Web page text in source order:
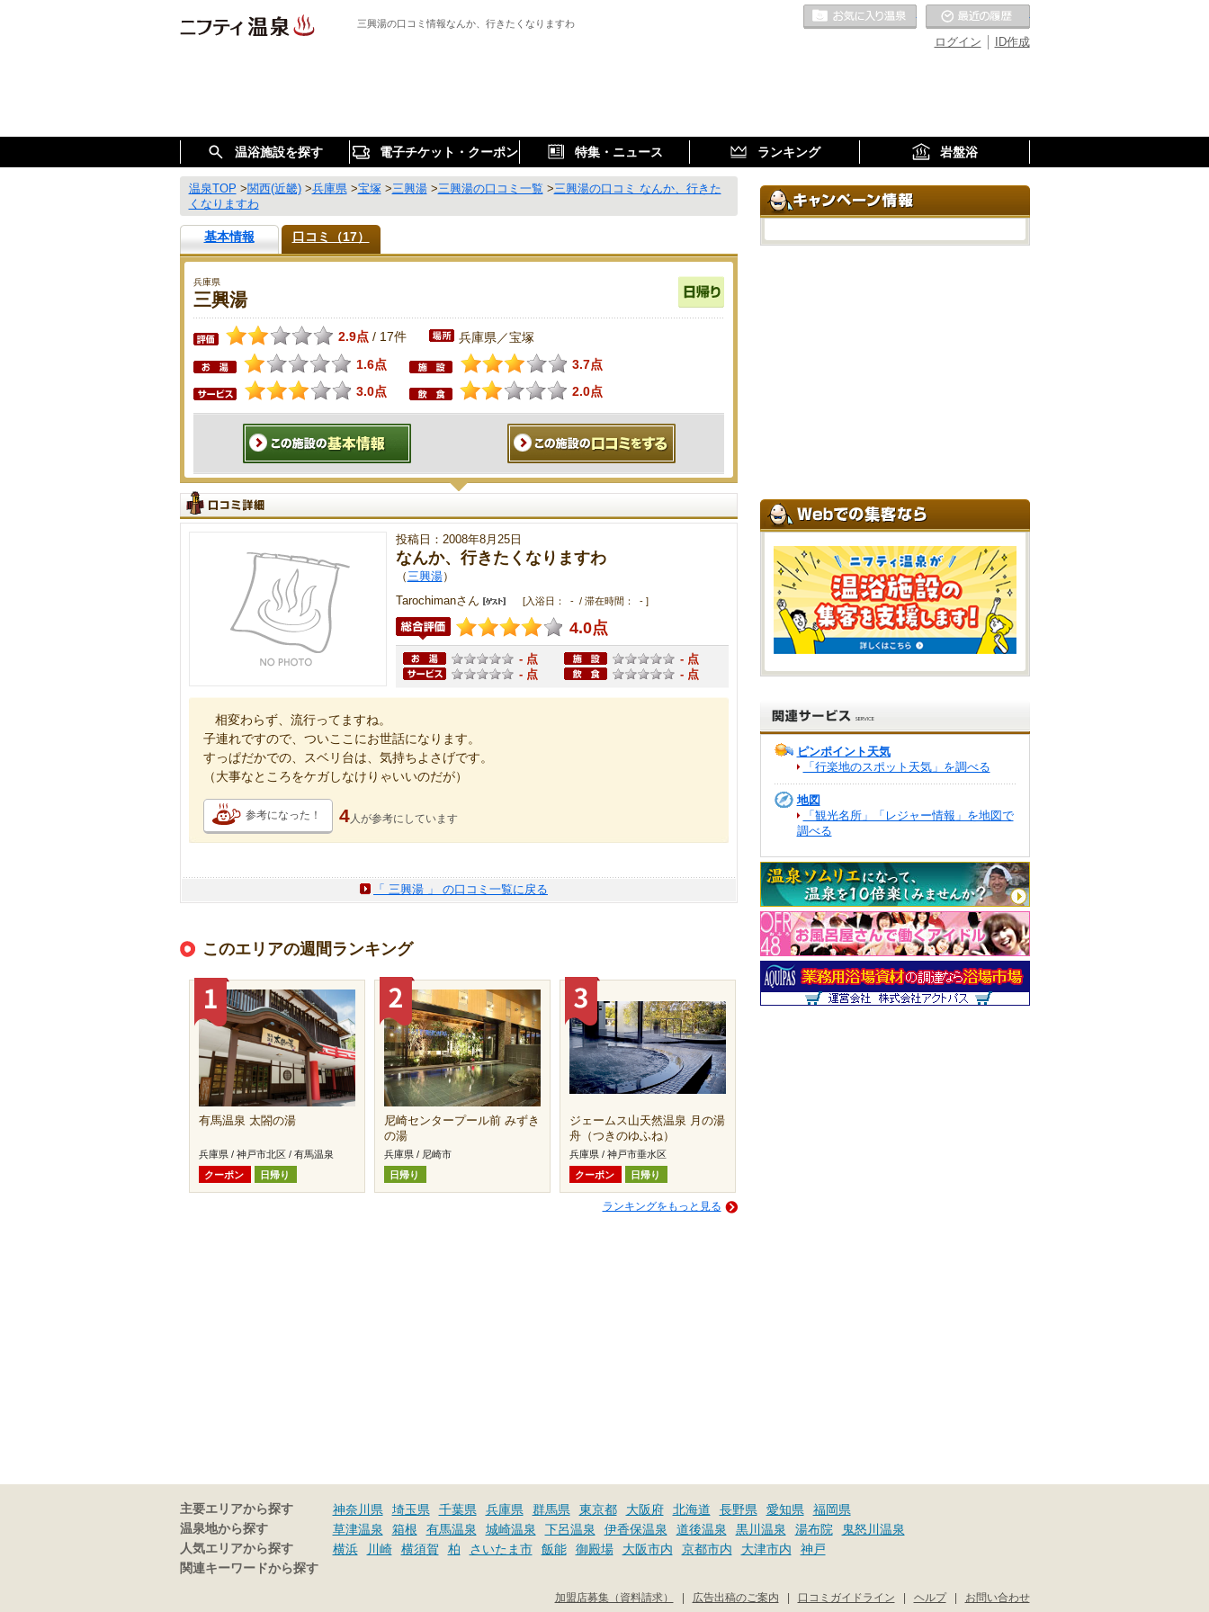
三興湯の口コミ情報なんか、行きたくなりますわ
ID作成
ログイン
お気に入りの温泉
温浴施設を探す 電子チケット・クーポン 特集・ニュース ランキング 岩盤浴
温泉TOP >関西(近畿)>兵庫県>宝塚>三興湯>三興湯の口コミ一覧 >三興湯の口コミ なんか、行きた
くなりますわ
基本情報 口コミ（17）
兵庫県
三興湯
2.9点 / 17件 兵庫県／宝塚
1.6点
3.7点
3.0点
2.0点
投稿日：2008年8月25日
なんか、行きたくなりますわ
（三興湯）
Tarochimanさん
[入浴日： - / 滞在時間： - ]
4.0点
- 点
- 点
- 点
- 点
相変わらず、流行ってますね。
子連れですので、ついここにお世話になります。
すっぱだかでの、スベリ台は、気持ちよさげです。
（大事なところをケガしなけりゃいいのだが）
参考になった！ 4人が参考にしています
「 三興湯 」 の口コミ一覧に戻る
このエリアの週間ランキング
有馬温泉 太閤の湯
兵庫県 / 神戸市北区 / 有馬温泉
クーポン
日帰り
尼崎センタープール前 みずき
の湯
兵庫県 / 尼崎市
日帰り
ジェームス山天然温泉 月の湯
舟（つきのゆふね）
兵庫県 / 神戸市垂水区
クーポン
日帰り
ランキングをもっと見る
ピンポイント天気
「行楽地のスポット天気」を調べる
地図
「観光名所」「レジャー情報」を地図で
調べる
主要エリアから探す 神奈川県 埼玉県 千葉県 兵庫県 群馬県 東京都 大阪府 北海道 長野県 愛知県 福岡県
温泉地から探す 草津温泉 箱根 有馬温泉 城崎温泉 下呂温泉 伊香保温泉 道後温泉 黒川温泉 湯布院 鬼怒川温泉
人気エリアから探す 横浜 川崎 横須賀 柏 さいたま市 飯能 御殿場 大阪市内 京都市内 大津市内 神戸
関連キーワードから探す
お問い合わせ
|
ヘルプ
|
口コミガイドライン
|
広告出稿のご案内
|
加盟店募集（資料請求）